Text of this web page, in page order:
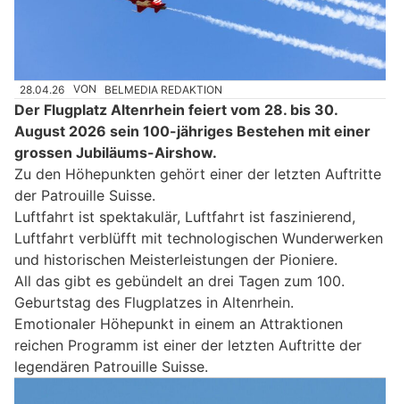
28.04.26 VON BELMEDIA REDAKTION
Der Flugplatz Altenrhein feiert vom 28. bis 30.
August 2026 sein 100-jähriges Bestehen mit einer
grossen Jubiläums-Airshow.
Zu den Höhepunkten gehört einer der letzten Auftritte
der Patrouille Suisse.
Luftfahrt ist spektakulär, Luftfahrt ist faszinierend,
Luftfahrt verblüfft mit technologischen Wunderwerken
und historischen Meisterleistungen der Pioniere.
All das gibt es gebündelt an drei Tagen zum 100.
Geburtstag des Flugplatzes in Altenrhein.
Emotionaler Höhepunkt in einem an Attraktionen
reichen Programm ist einer der letzten Auftritte der
legendären Patrouille Suisse.